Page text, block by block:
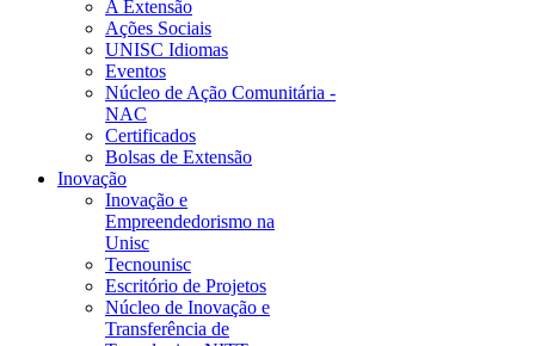
A Extensão
Ações Sociais
UNISC Idiomas
Eventos
Núcleo de Ação Comunitária -
NAC
Certificados
Bolsas de Extensão
Inovação
Inovação e
Empreendedorismo na
Unisc
Tecnounisc
Escritório de Projetos
Núcleo de Inovação e
Transferência de